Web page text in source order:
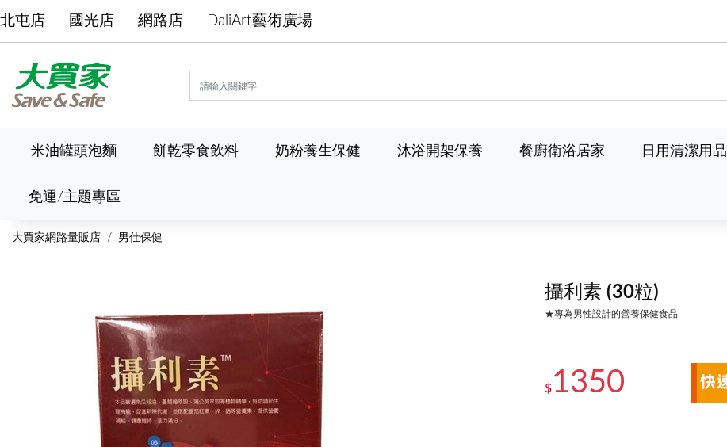
北屯店 國光店 網路店 DaliArt藝術廣場
米油罐頭泡麵 餅乾零食飲料 奶粉養生保健 沐浴開架保養 餐廚衛浴居家 日用清潔用品
免運/主題專區
大買家網路量販店 男仕保健
攝利素 (30粒)
★專為男性設計的營養保健食品
$1350